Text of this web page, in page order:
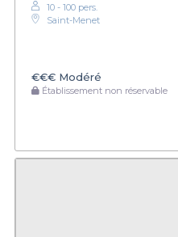
10 - 100 pers.
Saint-Menet
€€€ Modéré
Établissement non réservable